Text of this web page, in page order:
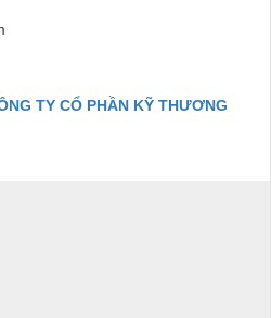
TY CỔ PHẦN KỸ THƯƠNG